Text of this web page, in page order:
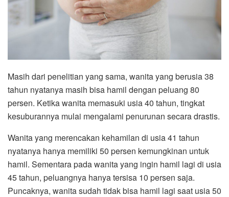
Masih dari penelitian yang sama, wanita yang berusia 38
tahun nyatanya masih bisa hamil dengan peluang 80
persen. Ketika wanita memasuki usia 40 tahun, tingkat
kesuburannya mulai mengalami penurunan secara drastis.
Wanita yang merencakan kehamilan di usia 41 tahun
nyatanya hanya memiliki 50 persen kemungkinan untuk
hamil. Sementara pada wanita yang ingin hamil lagi di usia
45 tahun, peluangnya hanya tersisa 10 persen saja.
Puncaknya, wanita sudah tidak bisa hamil lagi saat usia 50